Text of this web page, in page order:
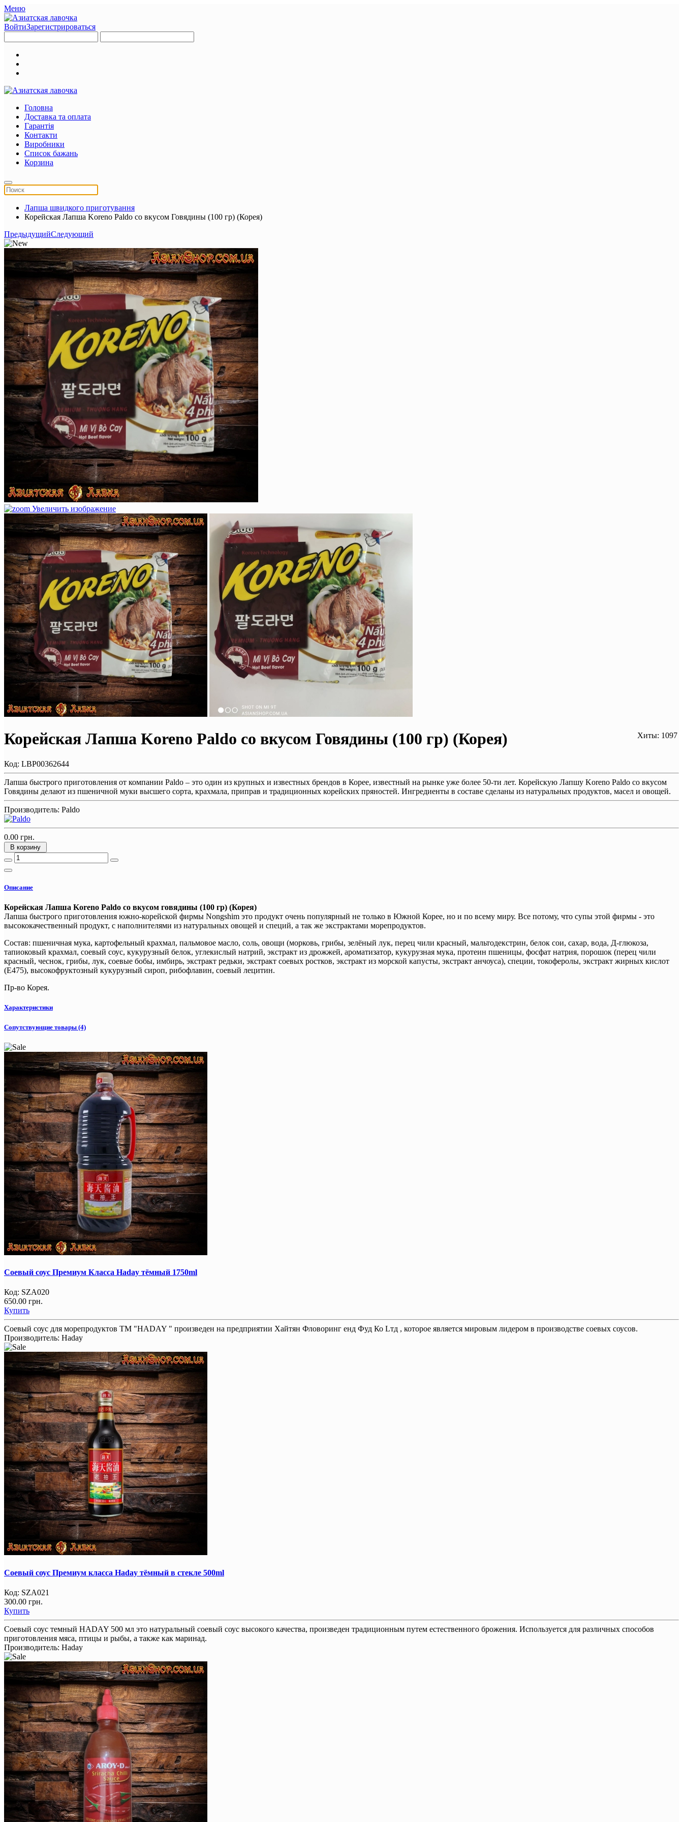
Меню
ВойтиЗарегистрироваться
Головна
Доставка та оплата
Гарантія
Контакти
Виробники
Список бажань
Корзина
Лапша швидкого приготування
Корейская Лапша Koreno Paldo со вкусом Говядины (100 гр) (Корея)
ПредыдущийСледующий
Увеличить изображение
Хиты: 1097
Корейская Лапша Koreno Paldo со вкусом Говядины (100 гр) (Корея)
Код: LBP00362644
Лапша быстрого приготовления от компании Paldo – это один из крупных и известных брендов в Корее, известный на рынке уже более 50-ти лет. Корейскую Лапшу Koreno Paldo со вкусом
Говядины делают из пшеничной муки высшего сорта, крахмала, приправ и традиционных корейских пряностей. Ингредиенты в составе сделаны из натуральных продуктов, масел и овощей.
Производитель: Paldo
0.00 грн.
В корзину
Описание
Корейская Лапша Koreno Paldo со вкусом говядины (100 гр) (Корея)
Лапша быстрого приготовления южно-корейской фирмы Nongshim это продукт очень популярный не только в Южной Корее, но и по всему миру. Все потому, что супы этой фирмы - это
высококачественный продукт, с наполнителями из натуральных овощей и специй, а так же экстрактами морепродуктов.
Состав: пшеничная мука, картофельный крахмал, пальмовое масло, соль, овощи (морковь, грибы, зелёный лук, перец чили красный, мальтодекстрин, белок сои, сахар, вода, Д-глюкоза,
тапиоковый крахмал, соевый соус, кукурузный белок, углекислый натрий, экстракт из дрожжей, ароматизатор, кукурузная мука, протеин пшеницы, фосфат натрия, порошок (перец чили
красный, чеснок, грибы, лук, соевые бобы, имбирь, экстракт редьки, экстракт соевых ростков, экстракт из морской капусты, экстракт анчоуса), специи, токоферолы, экстракт жирных кислот
(Е475), высокофруктозный кукурузный сироп, рибофлавин, соевый лецитин.
Пр-во Корея.
Характеристики
Сопутствующие товары (4)
Соевый соус Премиум Класса Haday тёмный 1750ml
Код: SZA020
650.00 грн.
Купить
Соевый соус для морепродуктов ТM "HADAY " произведен на предприятии Хайтян Фловоринг енд Фуд Ко Lтд , которое является мировым лидером в производстве соевых соусов.
Производитель: Haday
Соевый соус Премиум класса Haday тёмный в стекле 500ml
Код: SZA021
300.00 грн.
Купить
Соевый соус темный HADAY 500 мл это натуральный соевый соус высокого качества, произведен традиционным путем естественного брожения. Используется для различных способов
приготовления мяса, птицы и рыбы, а также как маринад.
Производитель: Haday